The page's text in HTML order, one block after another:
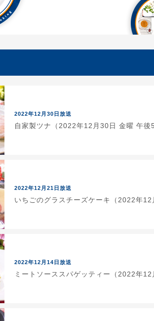
2022年12月30日放送
自家製ツナ（2022年12月30日 金曜 午後
2022年12月21日放送
いちごのグラスチーズケーキ（2022年12
2022年12月14日放送
ミートソーススパゲッティー（2022年